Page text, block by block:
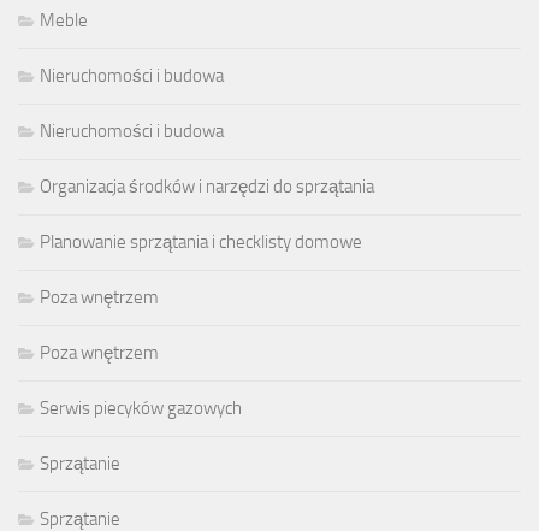
Meble
Nieruchomości i budowa
Nieruchomości i budowa
Organizacja środków i narzędzi do sprzątania
Planowanie sprzątania i checklisty domowe
Poza wnętrzem
Poza wnętrzem
Serwis piecyków gazowych
Sprzątanie
Sprzątanie